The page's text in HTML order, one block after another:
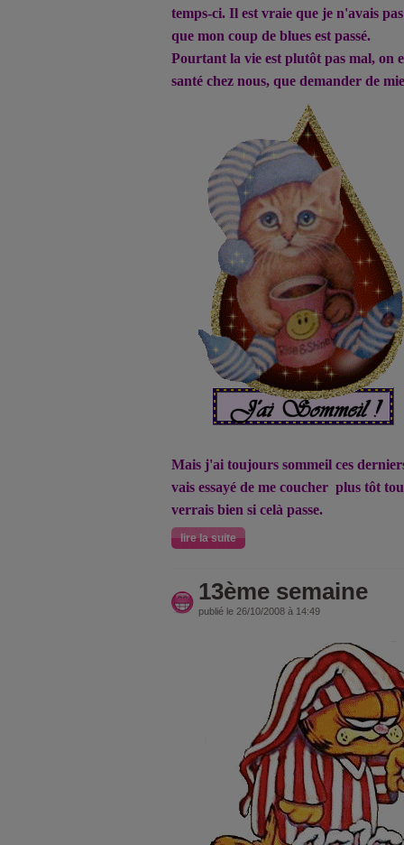
temps-ci. Il est vraie que je n'avais
que mon coup de blues est passé.
Pourtant la vie est plutôt pas mal, on
santé chez nous, que demander de
Mais j'ai toujours sommeil ces
vais essayé de me coucher plus tôt
verrais bien si celà passe.
lire la suite
13ème semaine
publié le 26/10/2008 à 14:49